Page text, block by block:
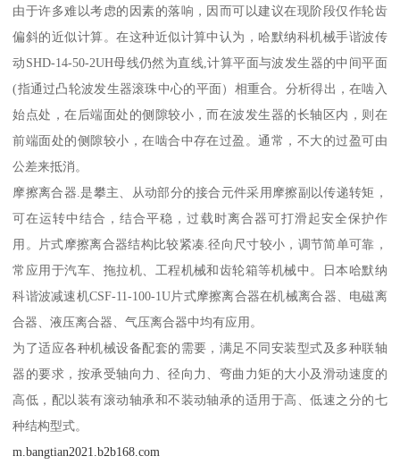
由于许多难以考虑的因素的落响，因而可以建议在现阶段仅作轮齿
偏斜的近似计算。在这种近似计算中认为，哈默纳科机械手谐波传
动SHD-14-50-2UH母线仍然为直线,计算平面与波发生器的中间平面
(指通过凸轮波发生器滚珠中心的平面）相重合。分析得出，在啮入
始点处，在后端面处的侧隙较小，而在波发生器的长轴区内，则在
前端面处的侧隙较小，在啮合中存在过盈。通常，不大的过盈可由
公差来抵消。
摩擦离合器.是攀主、从动部分的接合元件采用摩擦副以传递转矩，
可在运转中结合，结合平稳，过载时离合器可打滑起安全保护作
用。片式摩擦离合器结构比较紧凑.径向尺寸较小，调节简单可靠，
常应用于汽车、拖拉机、工程机械和齿轮箱等机械中。日本哈默纳
科谐波减速机CSF-11-100-1U片式摩擦离合器在机械离合器、电磁离
合器、液压离合器、气压离合器中均有应用。
为了适应各种机械设备配套的需要，满足不同安装型式及多种联轴
器的要求，按承受轴向力、径向力、弯曲力矩的大小及滑动速度的
高低，配以装有滚动轴承和不装动轴承的适用于高、低速之分的七
种结构型式。
m.bangtian2021.b2b168.com